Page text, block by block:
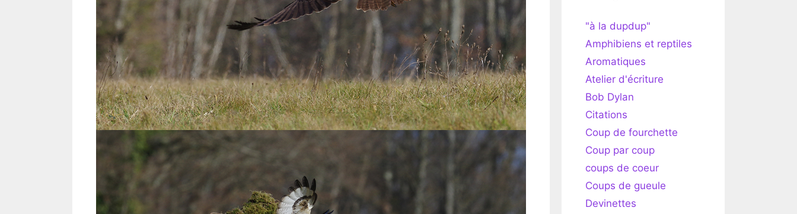
"à la dupdup"
Amphibiens et reptiles
Aromatiques
Atelier d'écriture
Bob Dylan
Citations
Coup de fourchette
Coup par coup
coups de coeur
Coups de gueule
Devinettes